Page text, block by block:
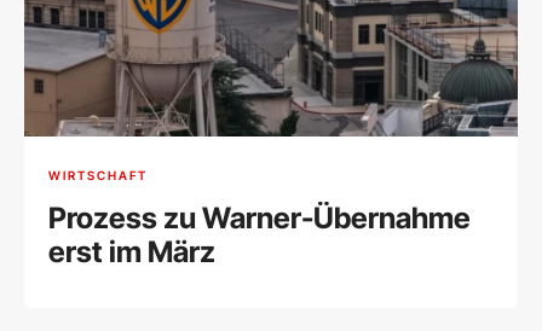
WIRTSCHAFT
Prozess zu Warner-Übernahme
erst im März